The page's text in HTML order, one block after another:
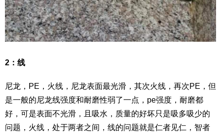
2：线
尼龙，PE，火线，尼龙表面最光滑，其次火线，再次PE，但
是一般的尼龙线强度和耐磨性弱了一点，pe强度，耐磨都
好，可是表面不光滑，且吸水，质量的好坏只是吸多吸少的
问题，火线，处于两者之间，线的问题就是仁者见仁，智者